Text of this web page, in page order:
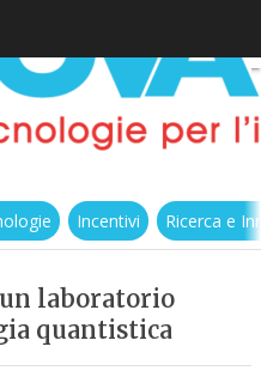
Incentivi Ricerca e
laboratorio
quantistica